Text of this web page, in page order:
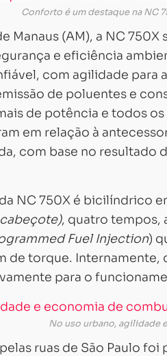
Conforto é um destaque na NC
Manaus (AM), a NC
e eficiência
com agilidade para
de poluentes e
de potência e todos
em relação à
com base no resultado
NC 750X é bicilíndrico
, quatro tempos,
Fuel Injection)
de torque.
para o
No uso urbano, agilidade
ruas de São Paulo